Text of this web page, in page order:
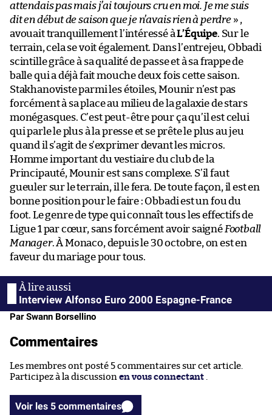
attendais pas mais j’ai toujours cru en moi. Je me suis
dit en début de saison que je n’avais rien à perdre» ,
avouait tranquillement l’intéressé àL’Équipe. Sur le
terrain, cela se voit également. Dans l’entrejeu, Obbadi
scintille grâce à sa qualité de passe et à sa frappe de
balle qui a déjà fait mouche deux fois cette saison.
Stakhanoviste parmi les étoiles, Mounir n’est pas
forcément à sa place au milieu de la galaxie de stars
monégasques. C’est peut-être pour ça qu’il est celui
qui parle le plus à la presse et se prête le plus au jeu
quand il s’agit de s’exprimer devant les micros.
Homme important du vestiaire du club de la
Principauté, Mounir est sans complexe. S’il faut
gueuler sur le terrain, il le fera. De toute façon, il est en
bonne position pour le faire : Obbadi est un fou du
foot. Le genre de type qui connaît tous les effectifs de
Ligue 1 par cœur, sans forcément avoir saignéFootball
Manager. À Monaco, depuis le 30 octobre, on est en
faveur du mariage pour tous.
Interview Alfonso Euro 2000 Espagne-France
Par Swann Borsellino
Commentaires
Les membres ont posté 5 commentaires sur cet article.
Participez à la discussion en vous connectant .
Voir les 5 commentaires